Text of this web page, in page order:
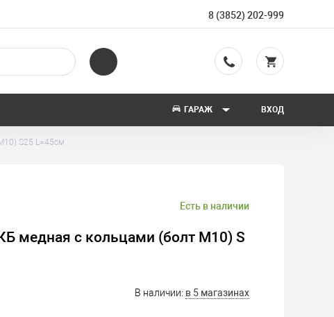
8 (3852) 202-999
ГАРАЖ ВХОД
S25 L=45см
Есть в наличии
медная с кольцами (болт М10) S
В наличии: в 5 магазинах